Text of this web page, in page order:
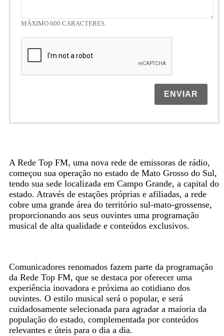
MÁXIMO 600 CARACTERES.
ENVIAR
A Rede Top FM, uma nova rede de emissoras de rádio,
começou sua operação no estado de Mato Grosso do Sul,
tendo sua sede localizada em Campo Grande, a capital do
estado. Através de estações próprias e afiliadas, a rede
cobre uma grande área do território sul-mato-grossense,
proporcionando aos seus ouvintes uma programação
musical de alta qualidade e conteúdos exclusivos.
Comunicadores renomados fazem parte da programação
da Rede Top FM, que se destaca por oferecer uma
experiência inovadora e próxima ao cotidiano dos
ouvintes. O estilo musical será o popular, e será
cuidadosamente selecionada para agradar a maioria da
população do estado, complementada por conteúdos
relevantes e úteis para o dia a dia.